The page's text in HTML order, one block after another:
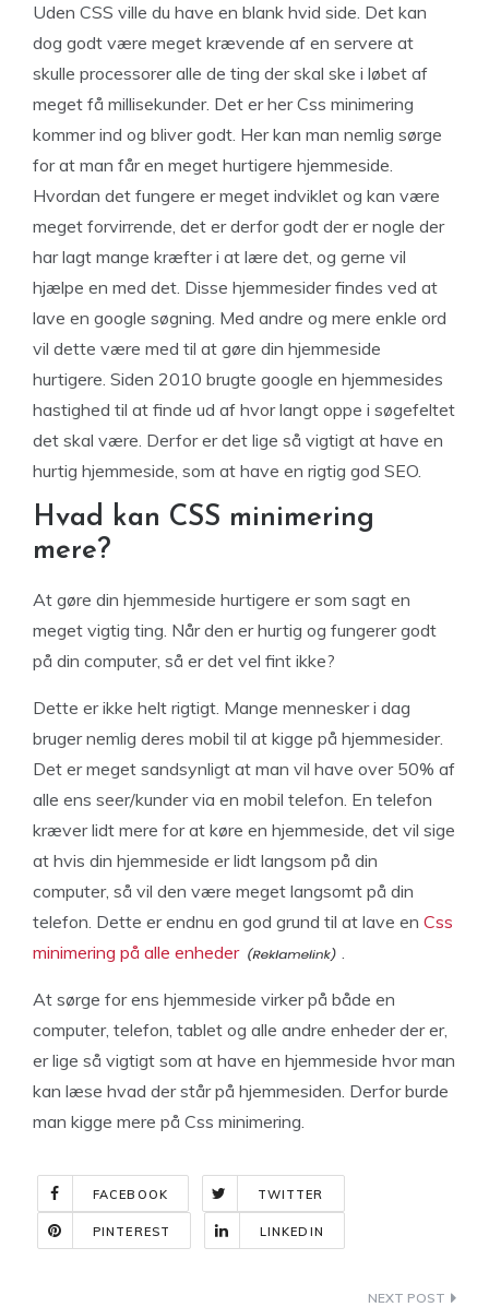
Uden CSS ville du have en blank hvid side. Det kan
dog godt være meget krævende af en servere at
skulle processorer alle de ting der skal ske i løbet af
meget få millisekunder. Det er her Css minimering
kommer ind og bliver godt. Her kan man nemlig sørge
for at man får en meget hurtigere hjemmeside.
Hvordan det fungere er meget indviklet og kan være
meget forvirrende, det er derfor godt der er nogle der
har lagt mange kræfter i at lære det, og gerne vil
hjælpe en med det. Disse hjemmesider findes ved at
lave en google søgning. Med andre og mere enkle ord
vil dette være med til at gøre din hjemmeside
hurtigere. Siden 2010 brugte google en hjemmesides
hastighed til at finde ud af hvor langt oppe i søgefeltet
det skal være. Derfor er det lige så vigtigt at have en
hurtig hjemmeside, som at have en rigtig god SEO.
Hvad kan CSS minimering
mere?
At gøre din hjemmeside hurtigere er som sagt en
meget vigtig ting. Når den er hurtig og fungerer godt
på din computer, så er det vel fint ikke?
Dette er ikke helt rigtigt. Mange mennesker i dag
bruger nemlig deres mobil til at kigge på hjemmesider.
Det er meget sandsynligt at man vil have over 50% af
alle ens seer/kunder via en mobil telefon. En telefon
kræver lidt mere for at køre en hjemmeside, det vil sige
at hvis din hjemmeside er lidt langsom på din
computer, så vil den være meget langsomt på din
telefon. Dette er endnu en god grund til at lave en Css
minimering på alle enheder
.
At sørge for ens hjemmeside virker på både en
computer, telefon, tablet og alle andre enheder der er,
er lige så vigtigt som at have en hjemmeside hvor man
kan læse hvad der står på hjemmesiden. Derfor burde
man kigge mere på Css minimering.
FACEBOOK TWITTER
PINTEREST LINKEDIN